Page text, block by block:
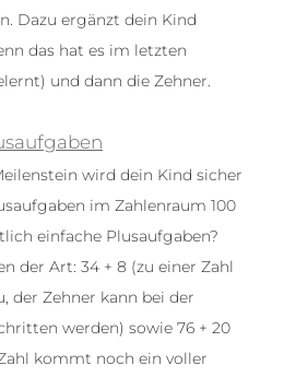
Dazu ergänzt dein Kind
das hat es im letzten
und dann die Zehner.
wird dein Kind sicher
im Zahlenraum 100
einfache Plusaufgaben?
der Art: 34 + 8 (zu einer Zahl
der Zehner kann bei der
werden) sowie 76 + 20
kommt noch ein voller